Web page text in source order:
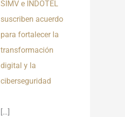
SIMV e INDOTEL
suscriben acuerdo
para fortalecer la
transformación
digital y la
ciberseguridad
[…]